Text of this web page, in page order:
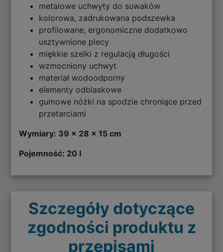
metalowe uchwyty do suwaków
kolorowa, zadrukowana podszewka
profilowane, ergonomiczne dodatkowo
usztywnione plecy
miękkie szelki z regulacją długości
wzmocniony uchwyt
materiał wodoodporny
elementy odblaskowe
gumowe nóżki na spodzie chroniące przed
przetarciami
Wymiary: 39 x 28 x 15 cm
Pojemność: 20 l
Szczegóły dotyczące
zgodności produktu z
przepisami